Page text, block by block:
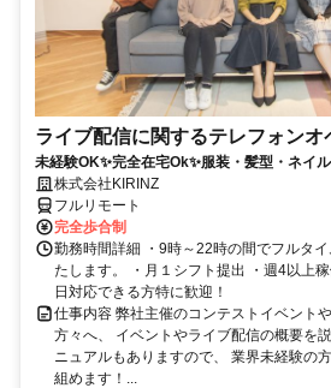
ライブ配信に関するテレフォンオ
未経験OK✨完全在宅Ok✨服装・髪型・ネイ
株式会社KIRINZ
フルリモート
完全歩合制
勤務時間詳細 ・9時～22時の間でフルタ
たします。 ・月１シフト提出 ・週4以上
日対応できる方特に歓迎！
仕事内容 弊社主催のコンテストイベント
方々へ、 イベントやライブ配信の概要を
ニュアルもありますので、 業界未経験の
組めます！...